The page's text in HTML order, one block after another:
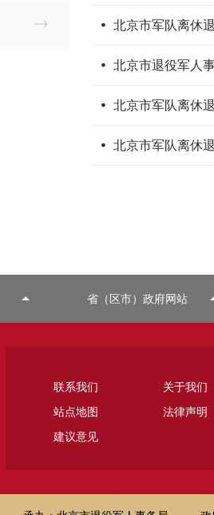
北京市军队离休
北京市退役军人
北京市军队离休
省（区市）政府网站
联系我们
关于我们
站点地图
法律声明
建议意见